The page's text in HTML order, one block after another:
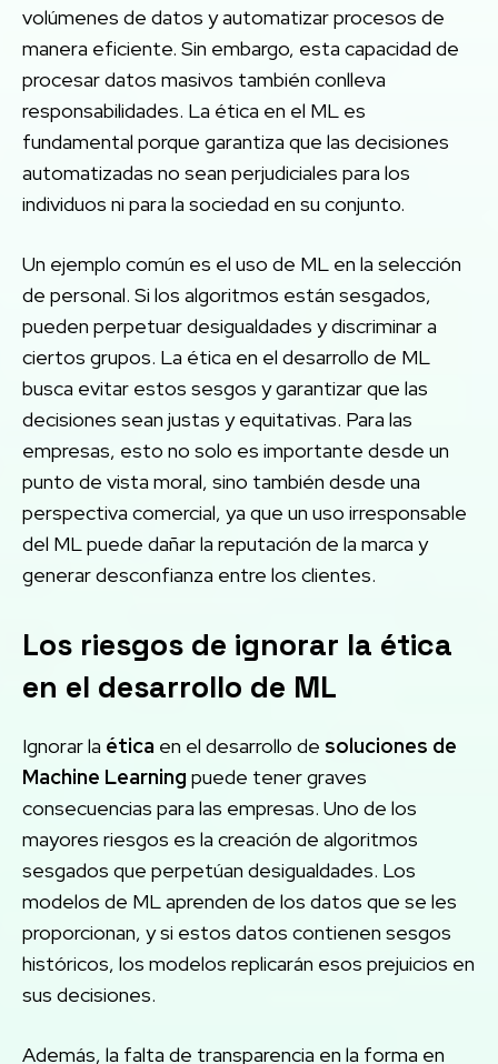
volúmenes de datos y automatizar procesos de
manera eficiente. Sin embargo, esta capacidad de
procesar datos masivos también conlleva
responsabilidades. La ética en el ML es
fundamental porque garantiza que las decisiones
automatizadas no sean perjudiciales para los
individuos ni para la sociedad en su conjunto.
Un ejemplo común es el uso de ML en la selección
de personal. Si los algoritmos están sesgados,
pueden perpetuar desigualdades y discriminar a
ciertos grupos. La ética en el desarrollo de ML
busca evitar estos sesgos y garantizar que las
decisiones sean justas y equitativas. Para las
empresas, esto no solo es importante desde un
punto de vista moral, sino también desde una
perspectiva comercial, ya que un uso irresponsable
del ML puede dañar la reputación de la marca y
generar desconfianza entre los clientes.
Los riesgos de ignorar la ética
en el desarrollo de ML
Ignorar la ética en el desarrollo de soluciones de
Machine Learning puede tener graves
consecuencias para las empresas. Uno de los
mayores riesgos es la creación de algoritmos
sesgados que perpetúan desigualdades. Los
modelos de ML aprenden de los datos que se les
proporcionan, y si estos datos contienen sesgos
históricos, los modelos replicarán esos prejuicios en
sus decisiones.
Además, la falta de transparencia en la forma en